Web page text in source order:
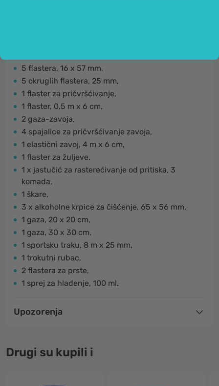
5 flastera, 16 x 57 mm,
5 okruglih flastera, 25 mm,
1 flaster za pričvršćivanje,
1 flaster, 0,5 m x 6 cm,
2 gaza-zavoja,
4 spajalice za pričvršćivanje zavoja,
1 elastični zavoj, 4 m x 6 cm,
1 flaster za žuljeve,
1 x jastučić za rasterećivanje od pritiska, 3
komada,
1 škare,
3 x alkoholne krpice za čišćenje, 65 x 56 mm,
1 gaza, 20 x 20 cm,
1 gaza, 30 x 30 cm,
1 sportsku traku, 8 m x 25 mm,
1 trokutni rubac,
2 flastera za prste,
1 sprej za hlađenje, 100 ml.
Upozorenja
Drugi su kupili i